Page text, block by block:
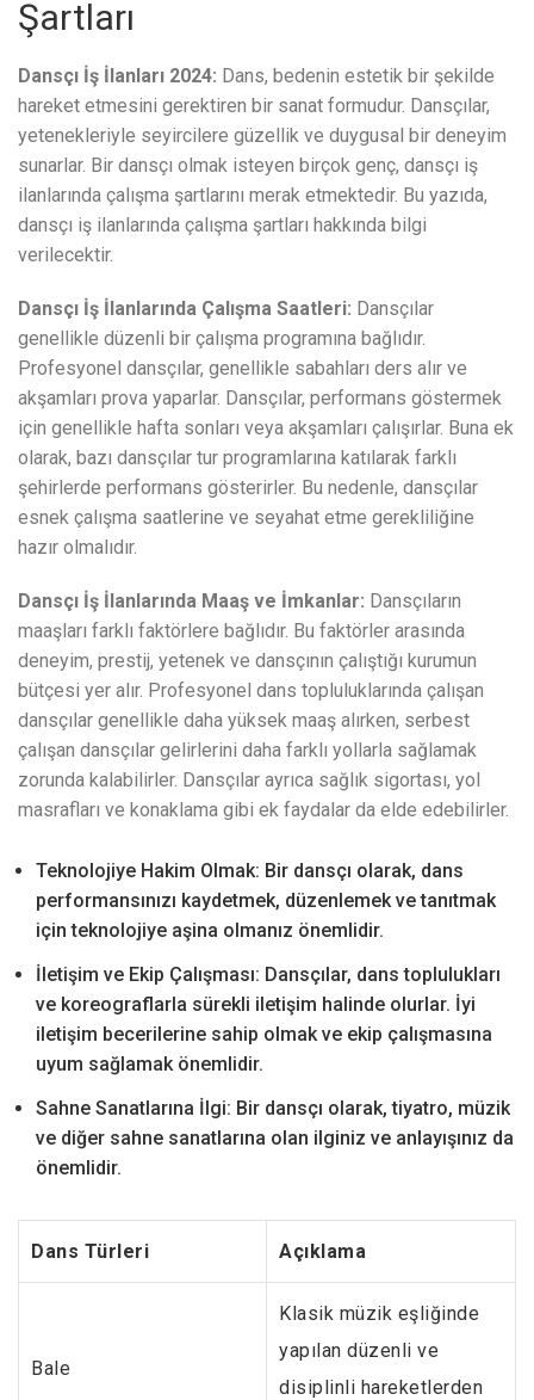
Şartları
Dansçı İş İlanları 2024: Dans, bedenin estetik bir şekilde
hareket etmesini gerektiren bir sanat formudur. Dansçılar,
yetenekleriyle seyircilere güzellik ve duygusal bir deneyim
sunarlar. Bir dansçı olmak isteyen birçok genç, dansçı iş
ilanlarında çalışma şartlarını merak etmektedir. Bu yazıda,
dansçı iş ilanlarında çalışma şartları hakkında bilgi
verilecektir.
Dansçı İş İlanlarında Çalışma Saatleri: Dansçılar
genellikle düzenli bir çalışma programına bağlıdır.
Profesyonel dansçılar, genellikle sabahları ders alır ve
akşamları prova yaparlar. Dansçılar, performans göstermek
için genellikle hafta sonları veya akşamları çalışırlar. Buna ek
olarak, bazı dansçılar tur programlarına katılarak farklı
şehirlerde performans gösterirler. Bu nedenle, dansçılar
esnek çalışma saatlerine ve seyahat etme gerekliliğine
hazır olmalıdır.
Dansçı İş İlanlarında Maaş ve İmkanlar: Dansçıların
maaşları farklı faktörlere bağlıdır. Bu faktörler arasında
deneyim, prestij, yetenek ve dansçının çalıştığı kurumun
bütçesi yer alır. Profesyonel dans topluluklarında çalışan
dansçılar genellikle daha yüksek maaş alırken, serbest
çalışan dansçılar gelirlerini daha farklı yollarla sağlamak
zorunda kalabilirler. Dansçılar ayrıca sağlık sigortası, yol
masrafları ve konaklama gibi ek faydalar da elde edebilirler.
Teknolojiye Hakim Olmak: Bir dansçı olarak, dans
performansınızı kaydetmek, düzenlemek ve tanıtmak
için teknolojiye aşina olmanız önemlidir.
İletişim ve Ekip Çalışması: Dansçılar, dans toplulukları
ve koreograflarla sürekli iletişim halinde olurlar. İyi
iletişim becerilerine sahip olmak ve ekip çalışmasına
uyum sağlamak önemlidir.
Sahne Sanatlarına İlgi: Bir dansçı olarak, tiyatro, müzik
ve diğer sahne sanatlarına olan ilginiz ve anlayışınız da
önemlidir.
Dans Türleri Açıklama
Bale
Klasik müzik eşliğinde
yapılan düzenli ve
disiplinli hareketlerden